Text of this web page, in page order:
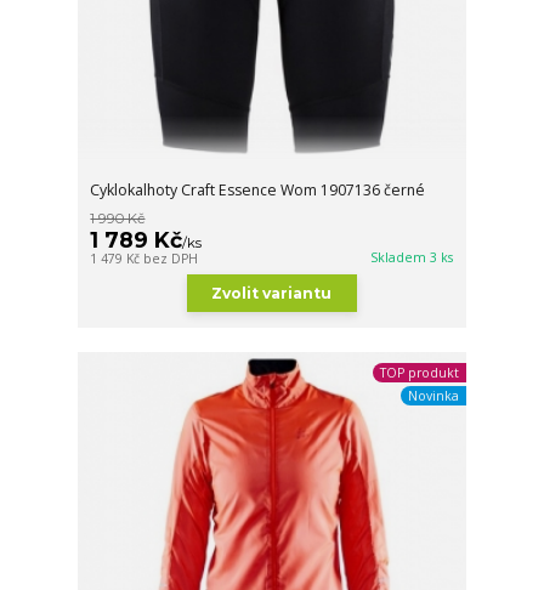
Cyklokalhoty Craft Essence Wom 1907136 černé
1 990 Kč
1 789 Kč/ks
1 479 Kč bez DPH Skladem 3 ks
Zvolit variantu
TOP produkt
Novinka